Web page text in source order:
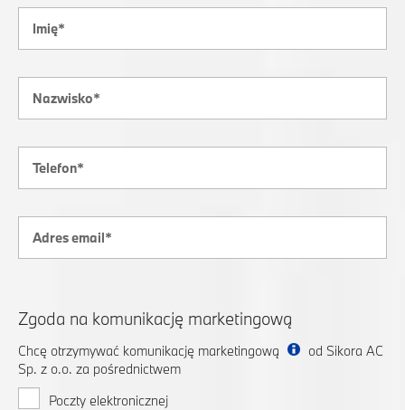
Zgoda na komunikację marketingową
Chcę otrzymywać komunikację marketingową
od Sikora AC
Sp. z o.o. za pośrednictwem
Poczty elektronicznej